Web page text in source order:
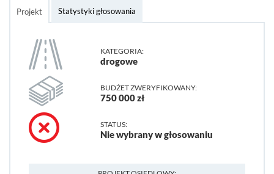
Projekt Statystyki głosowania
KATEGORIA:
drogowe
BUDŻET ZWERYFIKOWANY:
750 000 zł
STATUS:
Nie wybrany w głosowaniu